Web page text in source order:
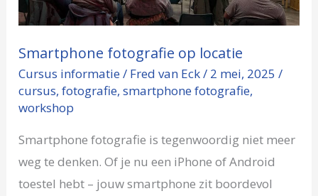
Smartphone fotografie op locatie
Cursus informatie/ Fred van Eck/ 2 mei, 2025/
cursus,fotografie,smartphone fotografie,
workshop
Smartphone fotografie is tegenwoordig niet meer
weg te denken. Of je nu een iPhone of Android
toestel hebt – jouw smartphone zit boordevol